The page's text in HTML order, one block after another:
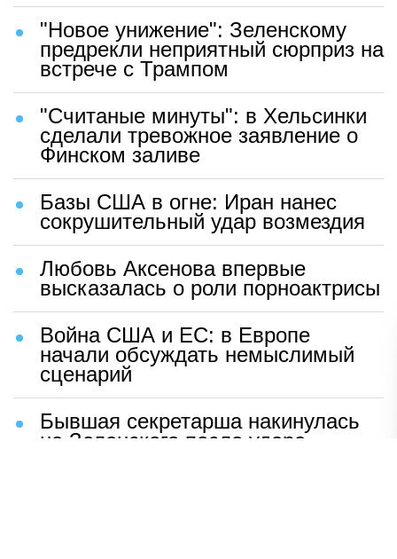
"Новое унижение": Зеленскому
предрекли неприятный сюрприз на
встрече с Трампом
"Считаные минуты": в Хельсинки
сделали тревожное заявление о
Финском заливе
Базы США в огне: Иран нанес
сокрушительный удар возмездия
Любовь Аксенова впервые
высказалась о роли порноактрисы
Война США и ЕС: в Европе
начали обсуждать немыслимый
сценарий
Бывшая секретарша накинулась
на Зеленского после удара